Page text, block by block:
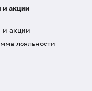
и акции
и акции
лояльности